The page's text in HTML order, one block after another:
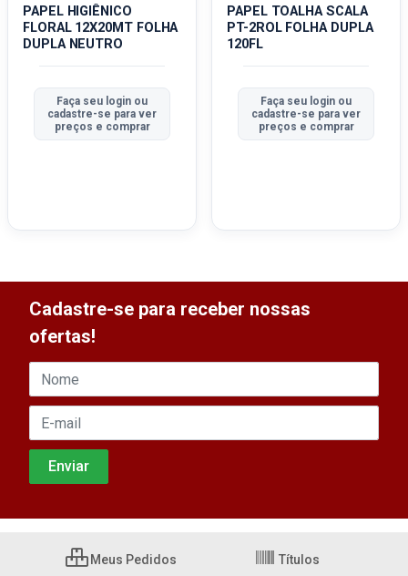
PAPEL HIGIÊNICO
FLORAL 12X20MT FOLHA
DUPLA NEUTRO
Faça seu login ou
cadastre-se para ver
preços e comprar
PAPEL TOALHA SCALA
PT-2ROL FOLHA DUPLA
120FL
Faça seu login ou
cadastre-se para ver
preços e comprar
Cadastre-se para receber nossas
ofertas!
Meus Pedidos Títulos